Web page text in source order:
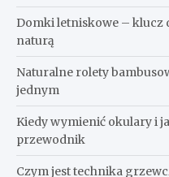
Domki letniskowe – klucz
naturą
Naturalne rolety
jednym
Kiedy wymienić okulary i
przewodnik
Czym jest technika